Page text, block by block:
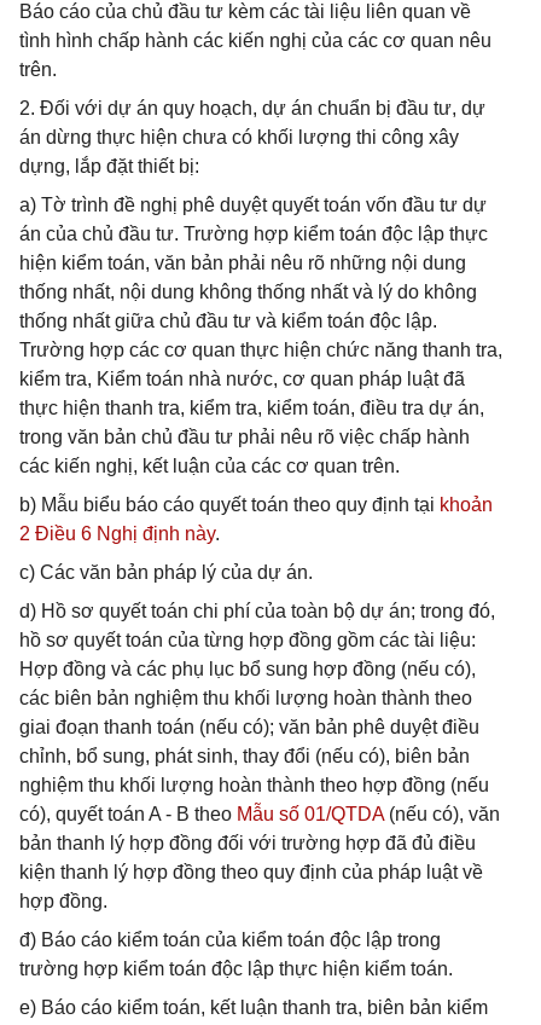
Báo cáo của chủ đầu tư kèm các tài liệu liên quan về
tình hình chấp hành các kiến nghị của các cơ quan nêu
trên.
2. Đối với dự án quy hoạch, dự án chuẩn bị đầu tư, dự
án dừng thực hiện chưa có khối lượng thi công xây
dựng, lắp đặt thiết bị:
a) Tờ trình đề nghị phê duyệt quyết toán vốn đầu tư dự
án của chủ đầu tư. Trường hợp kiểm toán độc lập thực
hiện kiểm toán, văn bản phải nêu rõ những nội dung
thống nhất, nội dung không thống nhất và lý do không
thống nhất giữa chủ đầu tư và kiểm toán độc lập.
Trường hợp các cơ quan thực hiện chức năng thanh tra,
kiểm tra, Kiểm toán nhà nước, cơ quan pháp luật đã
thực hiện thanh tra, kiểm tra, kiểm toán, điều tra dự án,
trong văn bản chủ đầu tư phải nêu rõ việc chấp hành
các kiến nghị, kết luận của các cơ quan trên.
b) Mẫu biểu báo cáo quyết toán theo quy định tại khoản
2 Điều 6 Nghị định này.
c) Các văn bản pháp lý của dự án.
d) Hồ sơ quyết toán chi phí của toàn bộ dự án; trong đó,
hồ sơ quyết toán của từng hợp đồng gồm các tài liệu:
Hợp đồng và các phụ lục bổ sung hợp đồng (nếu có),
các biên bản nghiệm thu khối lượng hoàn thành theo
giai đoạn thanh toán (nếu có); văn bản phê duyệt điều
chỉnh, bổ sung, phát sinh, thay đổi (nếu có), biên bản
nghiệm thu khối lượng hoàn thành theo hợp đồng (nếu
có), quyết toán A - B theo Mẫu số 01/QTDA(nếu có), văn
bản thanh lý hợp đồng đối với trường hợp đã đủ điều
kiện thanh lý hợp đồng theo quy định của pháp luật về
hợp đồng.
đ) Báo cáo kiểm toán của kiểm toán độc lập trong
trường hợp kiểm toán độc lập thực hiện kiểm toán.
e) Báo cáo kiểm toán, kết luận thanh tra, biên bản kiểm